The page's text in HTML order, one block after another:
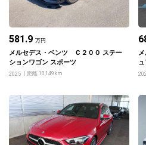
581.9 万円
メルセデス・ベンツ Ｃ２００ ステー
ションワゴン スポーツ
2025 距離 10,149km